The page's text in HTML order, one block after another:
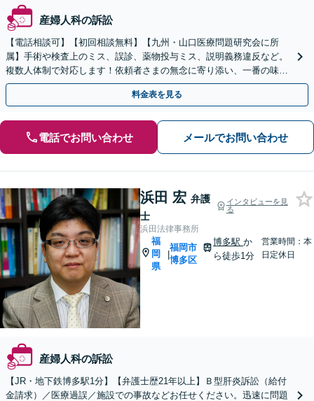
産婦人科の訴訟
【電話相談可】【初回相談無料】【九州・山口医療問題研究会に所
属】手術や検査上のミス、誤診、薬物投与ミス、説明義務違反など。
複数人体制で対応します！依頼者さまの無念に寄り添い、一番の味方
としてサポートします【赤坂駅3分】【夜間・休日相談OK】
料金表を見る
電話でお問い合わせ メールでお問い合わせ
浜田 宏 弁護
士
インタビューを見
る
浜田法律事務所
福
岡
県
|
福岡市
博多区
博多駅 か
ら徒歩1分
営業時間：本
日定休日
産婦人科の訴訟
【JR・地下鉄博多駅1分】【弁護士歴21年以上】Ｂ型肝炎訴訟（給付
金請求）／医療過誤／施設での事故などお任せください。迅速に問題